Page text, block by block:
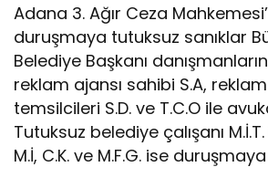
Adana 3. Ağır Ceza
duruşmaya tutuksuz sanıklar
Belediye Başkanı
reklam ajansı sahibi S.A,
temsilcileri S.D. ve T.C.O ile
Tutuksuz belediye çalışanı M.İ.T.
M.İ, C.K. ve M.F.G. ise